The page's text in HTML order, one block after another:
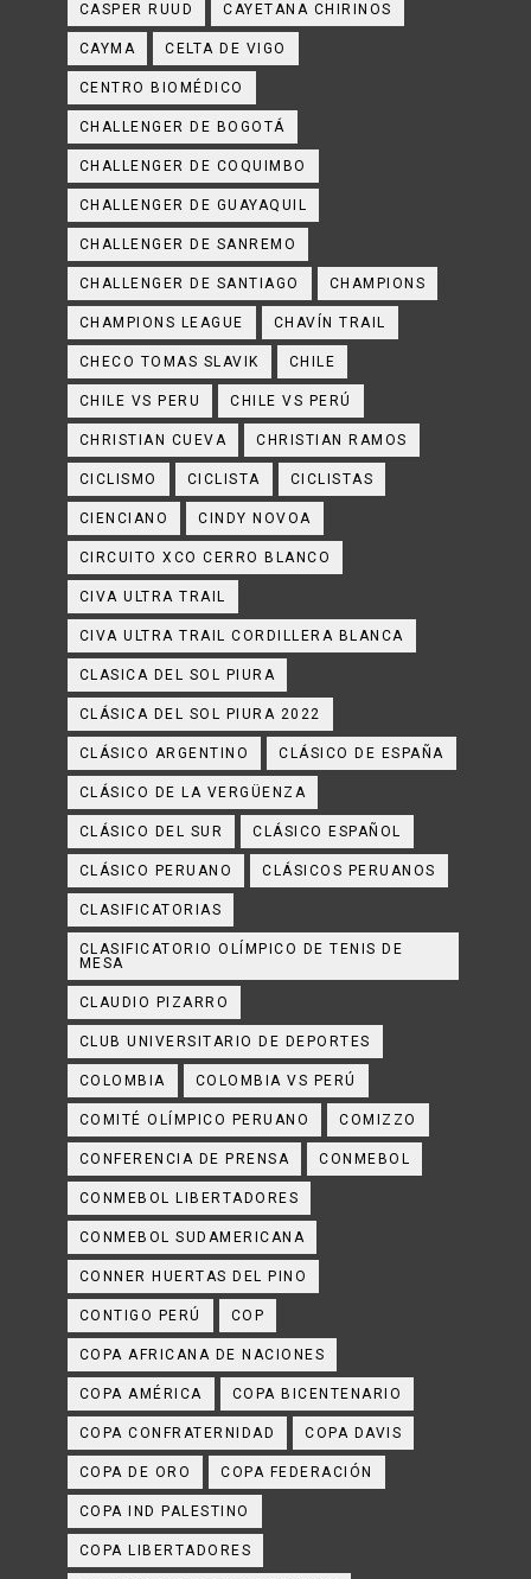
CASPER RUUD CAYETANA CHIRINOS
CAYMA CELTA DE VIGO
CENTRO BIOMÉDICO
CHALLENGER DE BOGOTÁ
CHALLENGER DE COQUIMBO
CHALLENGER DE GUAYAQUIL
CHALLENGER DE SANREMO
CHALLENGER DE SANTIAGO CHAMPIONS
CHAMPIONS LEAGUE CHAVÍN TRAIL
CHECO TOMAS SLAVIK CHILE
CHILE VS PERU CHILE VS PERÚ
CHRISTIAN CUEVA CHRISTIAN RAMOS
CICLISMO CICLISTA CICLISTAS
CIENCIANO CINDY NOVOA
CIRCUITO XCO CERRO BLANCO
CIVA ULTRA TRAIL
CIVA ULTRA TRAIL CORDILLERA BLANCA
CLASICA DEL SOL PIURA
CLÁSICA DEL SOL PIURA 2022
CLÁSICO ARGENTINO CLÁSICO DE ESPAÑA
CLÁSICO DE LA VERGÜENZA
CLÁSICO DEL SUR CLÁSICO ESPAÑOL
CLÁSICO PERUANO CLÁSICOS PERUANOS
CLASIFICATORIAS
CLASIFICATORIO OLÍMPICO DE TENIS DE
MESA
CLAUDIO PIZARRO
CLUB UNIVERSITARIO DE DEPORTES
COLOMBIA COLOMBIA VS PERÚ
COMITÉ OLÍMPICO PERUANO COMIZZO
CONFERENCIA DE PRENSA CONMEBOL
CONMEBOL LIBERTADORES
CONMEBOL SUDAMERICANA
CONNER HUERTAS DEL PINO
CONTIGO PERÚ COP
COPA AFRICANA DE NACIONES
COPA AMÉRICA COPA BICENTENARIO
COPA CONFRATERNIDAD COPA DAVIS
COPA DE ORO COPA FEDERACIÓN
COPA IND PALESTINO
COPA LIBERTADORES